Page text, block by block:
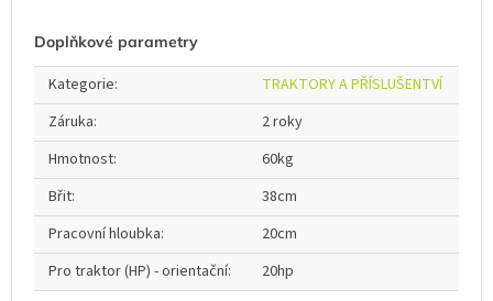
Doplňkové parametry
Kategorie:
TRAKTORY A PŘÍSLUŠENTVÍ
Záruka:
2 roky
Hmotnost:
60kg
Břit:
38cm
Pracovní hloubka:
20cm
Pro traktor (HP) - orientační: 20hp